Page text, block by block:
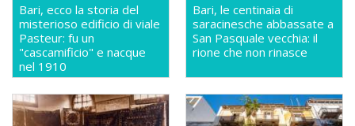
Bari, ecco la storia del
misterioso edificio di viale
Pasteur: fu un
"cascamificio" e nacque
nel 1910
Bari, le centinaia di
saracinesche abbassate a
San Pasquale vecchia: il
rione che non rinasce